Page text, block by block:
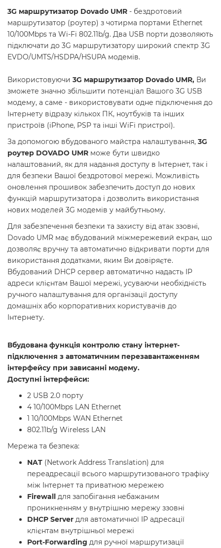
3G маршрутизатор Dovado UMR - бездротовий
маршрутизатор (роутер) з чотирма портами Ethernet
10/100Mbps та Wi-Fi 802.11b/g. Два USB порти дозволяють
підключати до 3G маршрутизатору широкий спектр 3G
EVDO/UMTS/HSDPA/HSUPA модемів.
Використовуючи 3G маршрутизатор Dovado UMR, Ви
зможете значно збільшити потенціал Вашого 3G USB
модему, а саме - використовувати одне підключення до
Інтернету відразу кількох ПК, ноутбуків та інших
пристроїв (iPhone, PSP та інші WiFi пристрої).
За допомогою вбудованого майстра налаштування, 3G
роутер DOVADO UMR може бути швидко
налаштований, як для надання доступу в Інтернет, так і
для безпеки Вашої бездротової мережі. Можливість
оновлення прошивок забезпечить доступ до нових
функцій маршрутизатора і дозволить використання
нових моделей 3G модемів у майбутньому.
Для забезпечення безпеки та захисту від атак ззовні,
Dovado UMR має вбудований міжмережевий екран, що
дозволяє вручну та автоматично відкривати порти для
використання додатками, яким Ви довіряєте.
Вбудований DHCP сервер автоматично надасть IP
адреси клієнтам Вашої мережі, усуваючи необхідність
ручного налаштування для організації доступу
домашніх або корпоративних користувачів до
Інтернету.
Вбудована функція контролю стану інтернет-
підключення з автоматичним перезавантаженням
інтерфейсу при зависанні модему.
Доступні інтерфейси:
2 USB 2.0 порту
4 10/100Mbps LAN Ethernet
1 10/100Mbps WAN Ethernet
802.11b/g Wireless LAN
Мережа та безпека:
NAT (Network Address Translation) для
переадресації всього маршрутизованого трафіку
між Інтернет та приватною мережею
Firewall для запобігання небажаним
проникненням у внутрішню мережу ззовні
DHCP Server для автоматичної IP адресації
клієнтам внутрішньої мережі
Port-Forwarding для ручної маршрутизації